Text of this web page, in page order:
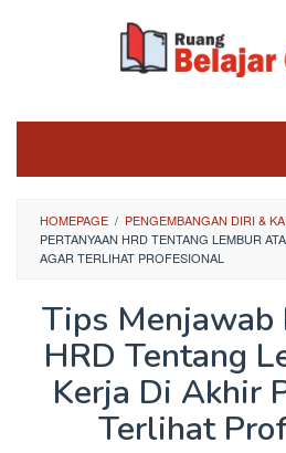
HOMEPAGE / PENGEMBANGAN DIRI &
PERTANYAAN HRD TENTANG LEMBUR
AGAR TERLIHAT PROFESIONAL
Tips Menjawab
HRD Tentang
Kerja Di Akhir
Terlihat